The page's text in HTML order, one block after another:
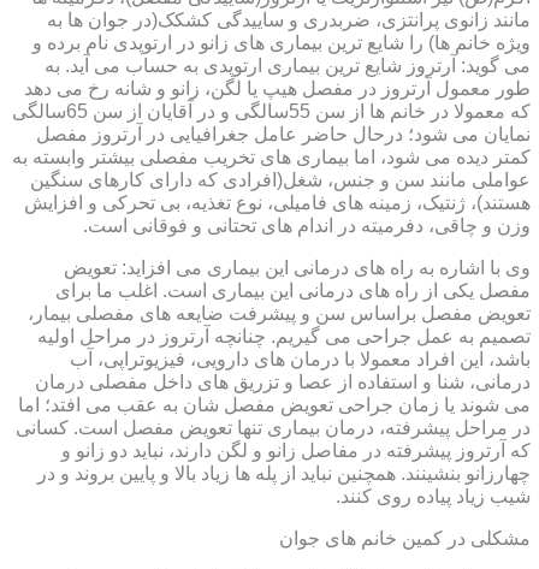
مانند زانوی پرانتزی، ضربدری و ساییدگی کشکک(در جوان ها به
ویژه خانم ها) را شایع ترین بیماری های زانو در ارتوپدی نام برده و
می گوید: آرتروز شایع ترین بیماری ارتوپدی به حساب می آید. به
طور معمول آرتروز در مفصل هیپ یا لگن، زانو و شانه رخ می دهد
که معمولا در خانم ها از سن 55سالگی و در آقایان از سن 65سالگی
نمایان می شود؛ درحال حاضر عامل جغرافیایی در آرتروز مفصل
کمتر دیده می شود، اما بیماری های تخریب مفصلی بیشتر وابسته به
عواملی مانند سن و جنس، شغل(افرادی که دارای کارهای سنگین
هستند)، ژنتیک، زمینه های فامیلی، نوع تغذیه، بی تحرکی و افزایش
وزن و چاقی، دفرمیته در اندام های تحتانی و فوقانی است.
وی با اشاره به راه های درمانی این بیماری می افزاید: تعویض
مفصل یکی از راه های درمانی این بیماری است. اغلب ما برای
تعویض مفصل براساس سن و پیشرفت ضایعه های مفصلی بیمار،
تصمیم به عمل جراحی می گیریم. چنانچه آرتروز در مراحل اولیه
باشد، این افراد معمولا با درمان های دارویی، فیزیوتراپی، آب
درمانی، شنا و استفاده از عصا و تزریق های داخل مفصلی درمان
می شوند یا زمان جراحی تعویض مفصل شان به عقب می افتد؛ اما
در مراحل پیشرفته، درمان بیماری تنها تعویض مفصل است. کسانی
که آرتروز پیشرفته در مفاصل زانو و لگن دارند، نباید دو زانو و
چهارزانو بنشینند. همچنین نباید از پله ها زیاد بالا و پایین بروند و در
شیب زیاد پیاده روی کنند.
مشکلی در کمین خانم های جوان